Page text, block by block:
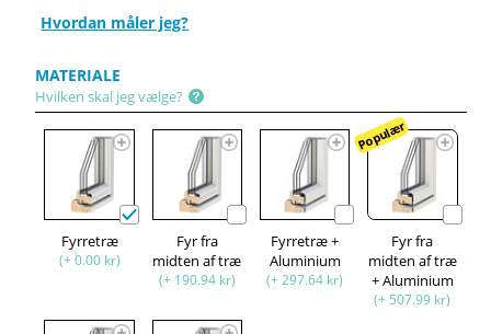
Hvordan måler jeg?
MATERIALE
Hvilken skal jeg vælge?
Fyrretræ
(+ 0.00 kr)
Fyr fra
midten af træ
(+ 190.94 kr)
Fyrretræ +
Aluminium
(+ 297.64 kr)
Populær
Fyr fra
midten af træ
+ Aluminium
(+ 507.99 kr)